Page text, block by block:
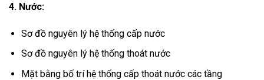
4. Nước:
Sơ đồ nguyên lý hệ thống cấp nước
Sơ đồ nguyên lý hệ thống thoát nước
Mặt bằng bố trí hệ thống cấp thoát nước các tầng